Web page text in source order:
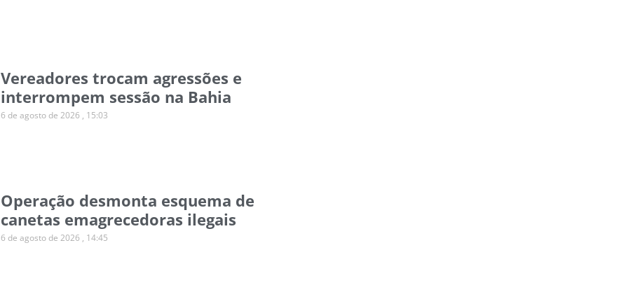
Vereadores trocam agressões e
interrompem sessão na Bahia
6 de agosto de 2026 15:03
Operação desmonta esquema de
canetas emagrecedoras ilegais
6 de agosto de 2026 14:45